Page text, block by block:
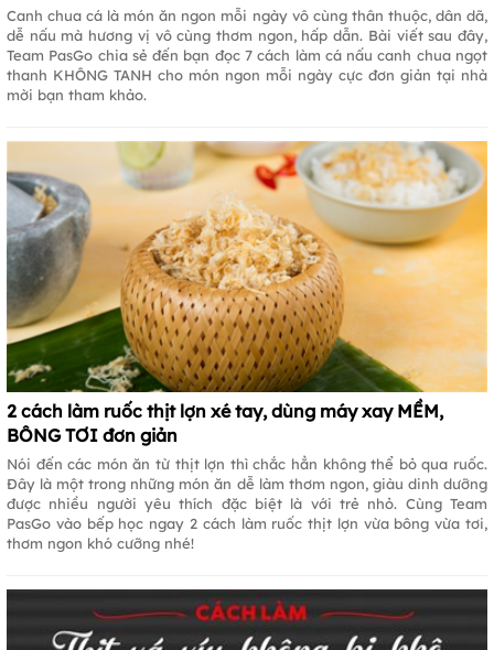
Canh chua cá là món ăn ngon mỗi ngày vô cùng thân thuộc, dân dã,
dễ nấu mà hương vị vô cùng thơm ngon, hấp dẫn. Bài viết sau đây,
Team PasGo chia sẻ đến bạn đọc 7 cách làm cá nấu canh chua ngọt
thanh KHÔNG TANH cho món ngon mỗi ngày cực đơn giản tại nhà
mời bạn tham khảo.
2 cách làm ruốc thịt lợn xé tay, dùng máy xay MỀM,
BÔNG TƠI đơn giản
Nói đến các món ăn từ thịt lợn thì chắc hẳn không thể bỏ qua ruốc.
Đây là một trong những món ăn dễ làm thơm ngon, giàu dinh dưỡng
được nhiều người yêu thích đặc biệt là với trẻ nhỏ. Cùng Team
PasGo vào bếp học ngay 2 cách làm ruốc thịt lợn vừa bông vừa tơi,
thơm ngon khó cưỡng nhé!